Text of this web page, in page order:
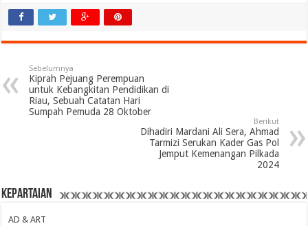
Sebelumnya
Kiprah Pejuang Perempuan
untuk Kebangkitan Pendidikan di
Riau, Sebuah Catatan Hari
Sumpah Pemuda 28 Oktober
Berikut
Dihadiri Mardani Ali Sera, Ahmad
Tarmizi Serukan Kader Gas Pol
Jemput Kemenangan Pilkada
2024
Kepartaian
AD & ART